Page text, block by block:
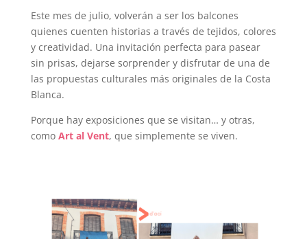
Este mes de julio, volverán a ser los balcones
quienes cuenten historias a través de tejidos, colores
y creatividad. Una invitación perfecta para pasear
sin prisas, dejarse sorprender y disfrutar de una de
las propuestas culturales más originales de la Costa
Blanca.
Porque hay exposiciones que se visitan… y otras,
como Art al Vent, que simplemente se viven.